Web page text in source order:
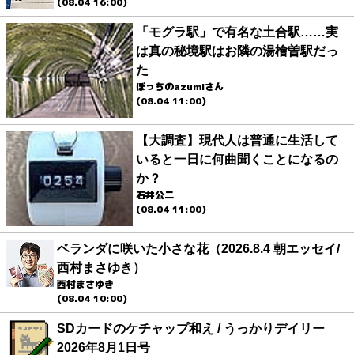
「モグラ駅」で有名な土合駅……実
は真の秘境駅はお隣の湯檜曽駅だっ
た
ぼっちのazumiさん
(08.04 11:00)
【大調査】現代人は普通に生活して
いると一日に何曲聞くことになるの
か？
石井公二
(08.04 11:00)
ベランダに咲いた小さな花（2026.8.4 朝エッセイ/
西村まさゆき）
西村まさゆき
(08.04 10:00)
SDカードのケチャップ和え / うっかりデイリー
2026年8月1日号